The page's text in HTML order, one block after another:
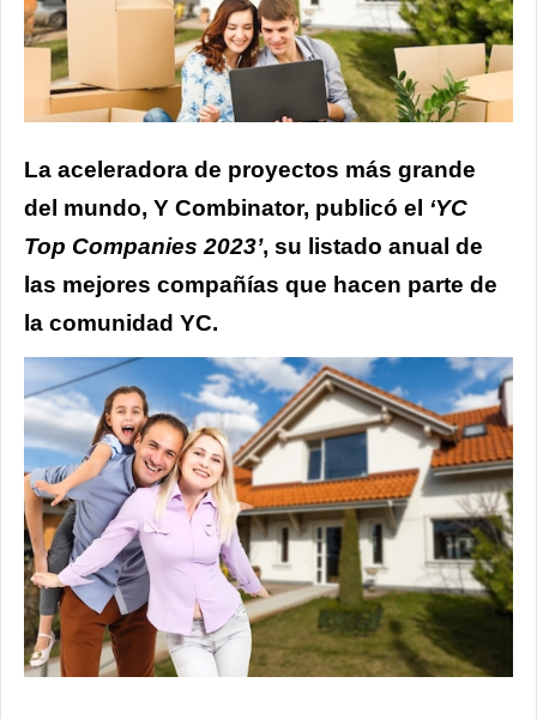
La aceleradora de proyectos más grande
del mundo, Y Combinator, publicó el ‘YC
Top Companies 2023’, su listado anual de
las mejores compañías que hacen parte de
la comunidad YC.